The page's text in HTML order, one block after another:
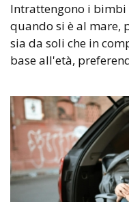
Intrattengono i bimbi
quando si è al mare,
sia da soli che in
base all'età,